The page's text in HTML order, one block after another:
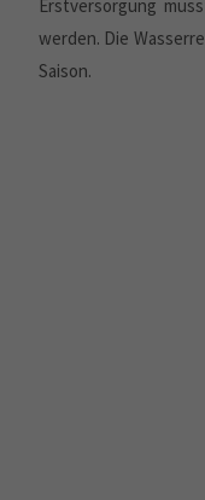
Erstversorgung
werden. Die
Saison.